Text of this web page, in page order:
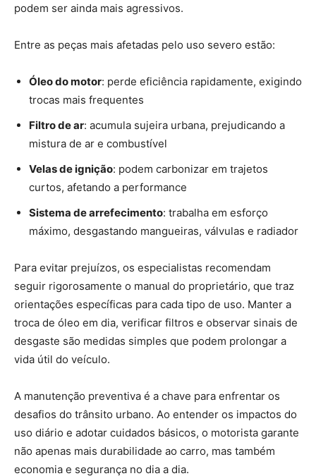
podem ser ainda mais agressivos.
Entre as peças mais afetadas pelo uso severo estão:
Óleo do motor: perde eficiência rapidamente, exigindo
trocas mais frequentes
Filtro de ar: acumula sujeira urbana, prejudicando a
mistura de ar e combustível
Velas de ignição: podem carbonizar em trajetos
curtos, afetando a performance
Sistema de arrefecimento: trabalha em esforço
máximo, desgastando mangueiras, válvulas e radiador
Para evitar prejuízos, os especialistas recomendam
seguir rigorosamente o manual do proprietário, que traz
orientações específicas para cada tipo de uso. Manter a
troca de óleo em dia, verificar filtros e observar sinais de
desgaste são medidas simples que podem prolongar a
vida útil do veículo.
A manutenção preventiva é a chave para enfrentar os
desafios do trânsito urbano. Ao entender os impactos do
uso diário e adotar cuidados básicos, o motorista garante
não apenas mais durabilidade ao carro, mas também
economia e segurança no dia a dia.